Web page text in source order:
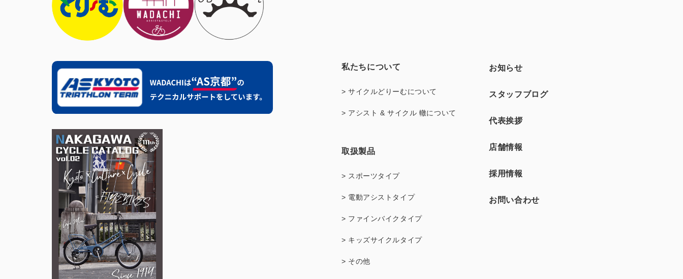
私たちについて
> サイクルどりーむについて
> アシスト & サイクル 轍について
取扱製品
> スポーツタイプ
> 電動アシストタイプ
> ファインバイクタイプ
> キッズサイクルタイプ
> その他
お知らせ
スタッフブログ
代表挨拶
店舗情報
採用情報
お問い合わせ